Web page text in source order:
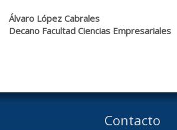
Álvaro López Cabrales
Decano Facultad Ciencias Empresariales
Contacto